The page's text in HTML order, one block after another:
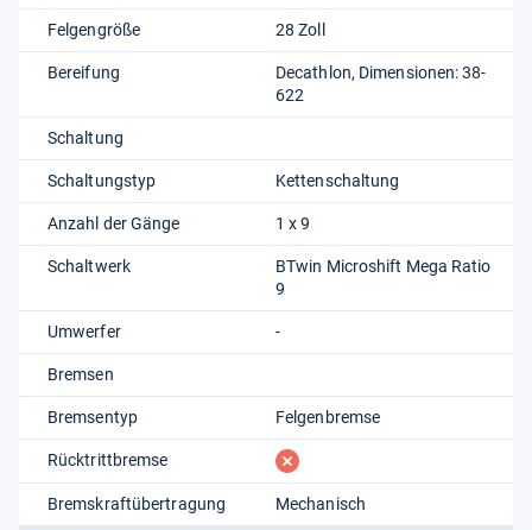
Felgengröße 28 Zoll
Bereifung
Decathlon, Dimensionen: 38-
622
Schaltung
Schaltungstyp Kettenschaltung
Anzahl der Gänge 1 x 9
Schaltwerk
BTwin Microshift Mega Ratio
9
Umwerfer -
Bremsen
Bremsentyp Felgenbremse
Rücktrittbremse fehlt
Bremskraftübertragung Mechanisch